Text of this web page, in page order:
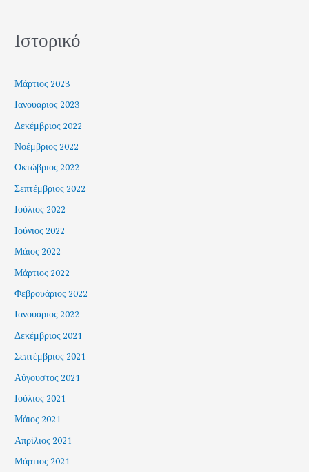
Ιστορικό
Μάρτιος 2023
Ιανουάριος 2023
Δεκέμβριος 2022
Νοέμβριος 2022
Οκτώβριος 2022
Σεπτέμβριος 2022
Ιούλιος 2022
Ιούνιος 2022
Μάιος 2022
Μάρτιος 2022
Φεβρουάριος 2022
Ιανουάριος 2022
Δεκέμβριος 2021
Σεπτέμβριος 2021
Αύγουστος 2021
Ιούλιος 2021
Μάιος 2021
Απρίλιος 2021
Μάρτιος 2021